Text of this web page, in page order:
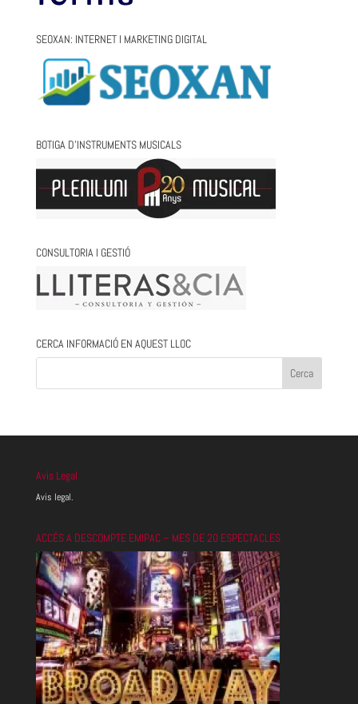
SEOXAN: INTERNET I MARKETING DIGITAL
BOTIGA D’INSTRUMENTS MUSICALS
CONSULTORIA I GESTIÓ
CERCA INFORMACIÓ EN AQUEST LLOC
Avis Legal
Avis legal.
ACCÉS A DESCOMPTE EMIPAC – MES DE 20 ESPECTACLES